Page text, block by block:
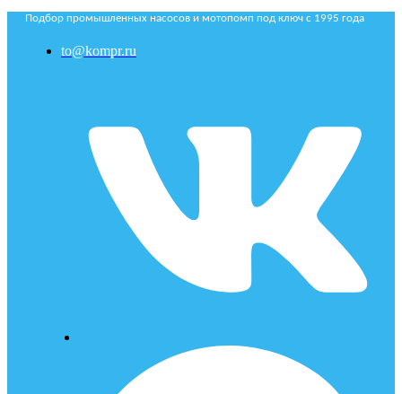
Подбор промышленных насосов и мотопомп под ключ с 1995 года
to@kompr.ru